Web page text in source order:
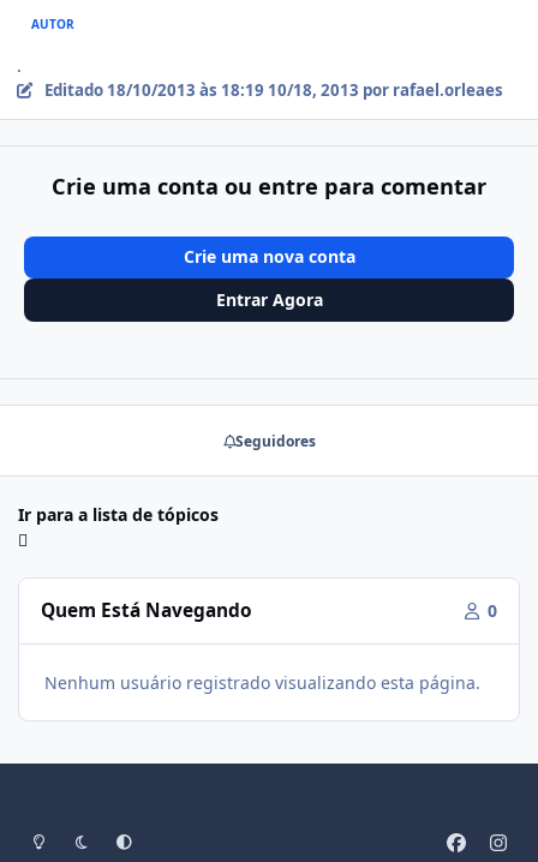
AUTOR
.
Editado 18/10/2013 às 18:19 10/18, 2013 por rafael.orleaes
Crie uma conta ou entre para comentar
Crie uma nova conta
Entrar Agora
Seguidores
Ir para a lista de tópicos
Quem Está Navegando 0
Nenhum usuário registrado visualizando esta página.
Modo ClaroModo EscuroPreferência do Sistema